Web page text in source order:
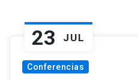
23 JUL
Conferencias